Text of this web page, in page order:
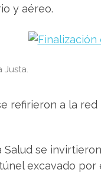
y aéreo.
Justa.
refirieron a la
se
excavado